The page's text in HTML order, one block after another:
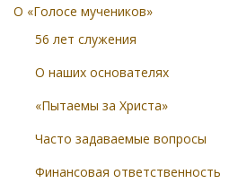
О «Голосе мучеников»
56 лет служения
О наших основателях
«Пытаемы за Христа»
Часто задаваемые вопросы
Финансовая ответственность